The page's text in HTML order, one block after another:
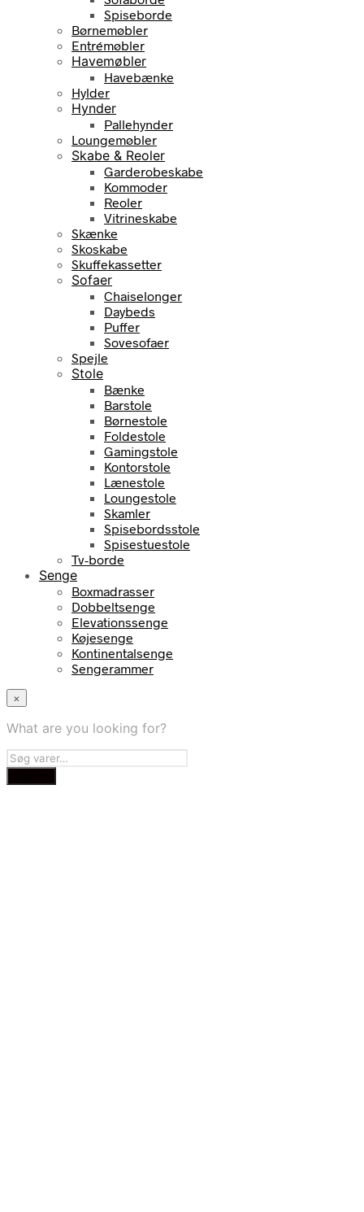
Spiseborde
Børnemøbler
Entrémøbler
Havemøbler
Havebænke
Hylder
Hynder
Pallehynder
Loungemøbler
Skabe & Reoler
Garderobeskabe
Kommoder
Reoler
Vitrineskabe
Skænke
Skoskabe
Skuffekassetter
Sofaer
Chaiselonger
Daybeds
Puffer
Sovesofaer
Spejle
Stole
Bænke
Barstole
Børnestole
Foldestole
Gamingstole
Kontorstole
Lænestole
Loungestole
Skamler
Spisebordsstole
Spisestuestole
Tv-borde
Senge
Boxmadrasser
Dobbeltsenge
Elevationssenge
Køjesenge
Kontinentalsenge
Sengerammer
×
What are you looking for?